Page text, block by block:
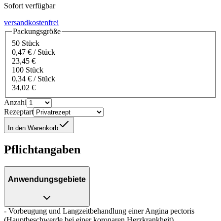
Sofort verfügbar
versandkostenfrei
Packungsgröße
50 Stück
0,47 € / Stück
23,45 €
100 Stück
0,34 € / Stück
34,02 €
Anzahl
Rezeptart
In den Warenkorb
Pflichtangaben
Anwendungsgebiete
- Vorbeugung und Langzeitbehandlung einer Angina pectoris